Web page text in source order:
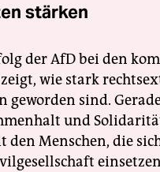
stärken
der AfD bei den
wie stark
geworden sind.
und
den Menschen, die